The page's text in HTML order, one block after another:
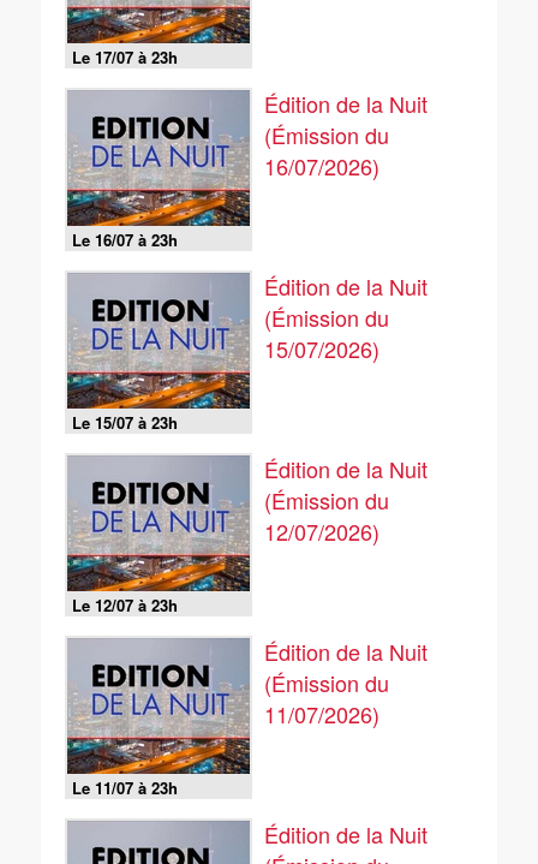
Le 17/07 à 23h
Le 16/07 à 23h
Édition de la Nuit
(Émission du
16/07/2026)
Le 15/07 à 23h
Édition de la Nuit
(Émission du
15/07/2026)
Le 12/07 à 23h
Édition de la Nuit
(Émission du
12/07/2026)
Le 11/07 à 23h
Édition de la Nuit
(Émission du
11/07/2026)
Édition de la Nuit